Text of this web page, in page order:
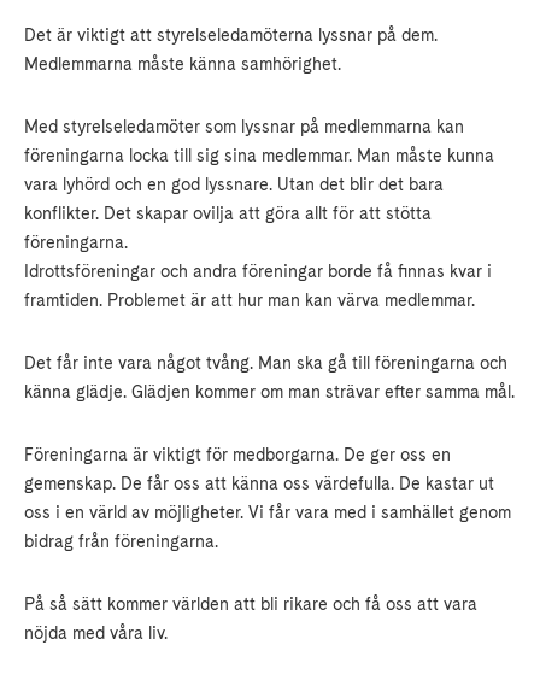
Det är viktigt att styrelseledamöterna lyssnar på dem.
Medlemmarna måste känna samhörighet.
Med styrelseledamöter som lyssnar på medlemmarna kan
föreningarna locka till sig sina medlemmar. Man måste kunna
vara lyhörd och en god lyssnare. Utan det blir det bara
konflikter. Det skapar ovilja att göra allt för att stötta
föreningarna.
Idrottsföreningar och andra föreningar borde få finnas kvar i
framtiden. Problemet är att hur man kan värva medlemmar.
Det får inte vara något tvång. Man ska gå till föreningarna och
känna glädje. Glädjen kommer om man strävar efter samma mål.
Föreningarna är viktigt för medborgarna. De ger oss en
gemenskap. De får oss att känna oss värdefulla. De kastar ut
oss i en värld av möjligheter. Vi får vara med i samhället genom
bidrag från föreningarna.
På så sätt kommer världen att bli rikare och få oss att vara
nöjda med våra liv.